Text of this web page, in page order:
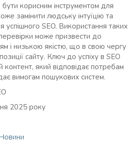
корисним інструментом для
замінити людську інтуїцію та
успішного SEO. Використання таких
може призвести до
і низькою якістю, що в свою чергу
сайту. Ключ до успіху в SEO
який відповідає потребам
вимогам пошукових систем.
2025 року